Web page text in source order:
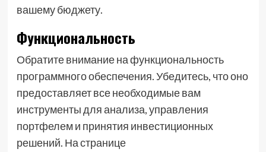
вашему бюджету.
Функциональность
Обратите внимание на функциональность
программного обеспечения. Убедитесь, что оно
предоставляет все необходимые вам
инструменты для анализа, управления
портфелем и принятия инвестиционных
решений. На странице